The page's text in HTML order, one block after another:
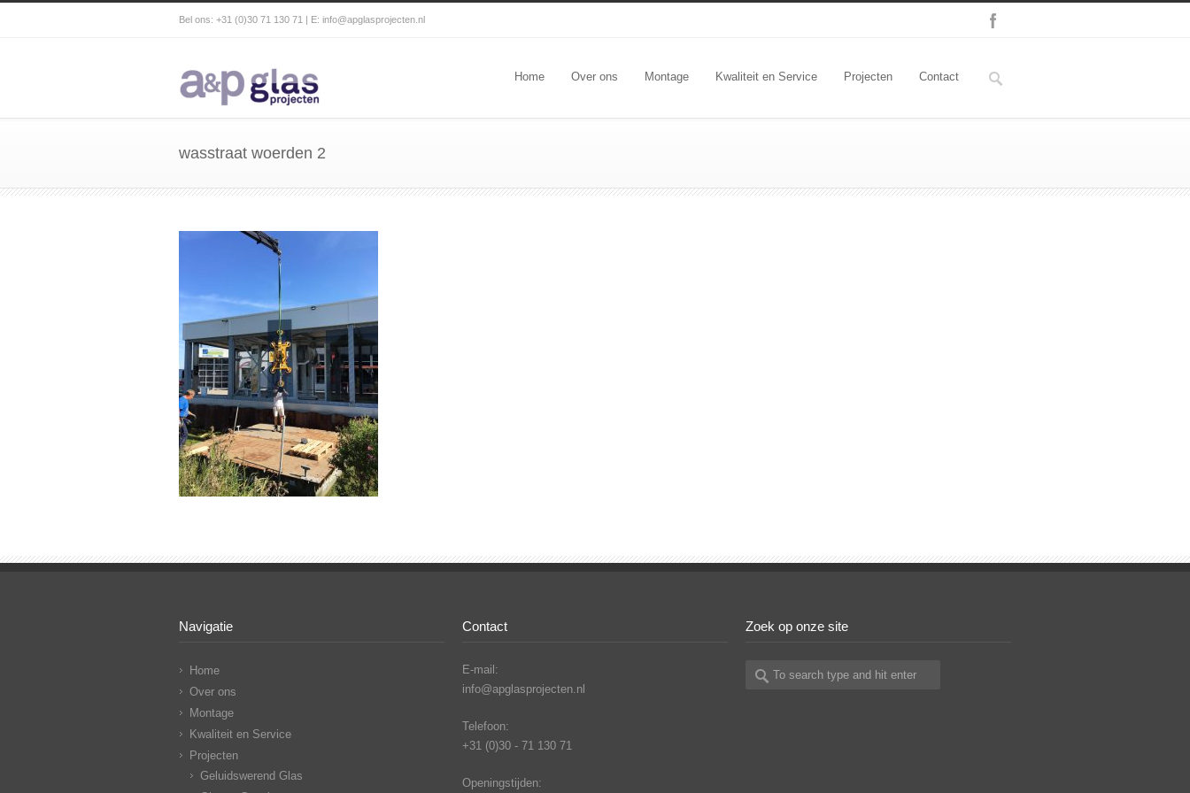
Bel ons: +31 (0)30 71 130 71 | E: info@apglasprojecten.nl
Home Over ons Montage Kwaliteit en Service Projecten Contact
wasstraat woerden 2
Navigatie
Home
Over ons
Montage
Kwaliteit en Service
Projecten
Geluidswerend Glas
Contact
E-mail:
info@apglasprojecten.nl
Telefoon:
+31 (0)30 - 71 130 71
Openingstijden:
Zoek op onze site